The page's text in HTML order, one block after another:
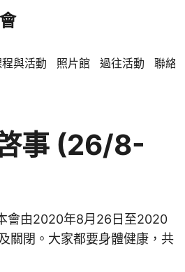
與活動 照片館 過往活動 聯絡
事 (26/8-
會由2020年8月26日至2020
關閉。大家都要身體健康，共